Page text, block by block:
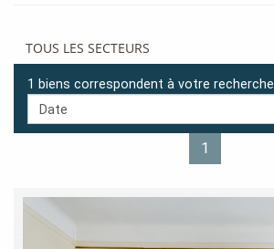
TOUS LES SECTEURS
1 biens correspondent à votre recherche
1